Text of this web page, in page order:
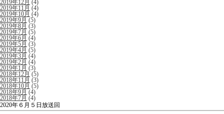
2019年12月(4)
2019年11月 (4)
2019年10月 (4)
2019年9月 (5)
2019年8月 (3)
2019年7月 (5)
2019年6月 (4)
2019年5月 (3)
2019年4月 (5)
2019年3月 (4)
2019年2月 (4)
2019年1月 (3)
2018年12月(5)
2018年11月 (3)
2018年10月 (5)
2018年9月 (4)
2018年7月 (4)
2020年６月５日放送回